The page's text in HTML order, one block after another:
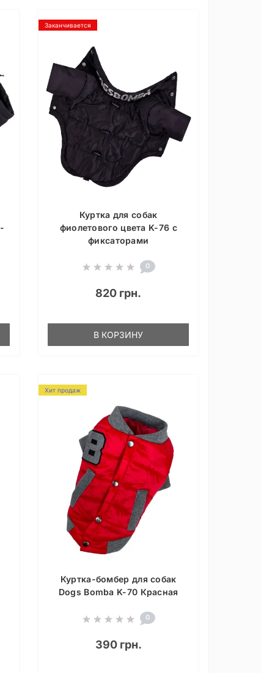
Заканчивается
Куртка для собак
фиолетового цвета K-76 с
фиксаторами
0
820 грн.
В КОРЗИНУ
Хит продаж
Куртка-бомбер для собак
Dogs Bomba K-70 Красная
0
390 грн.